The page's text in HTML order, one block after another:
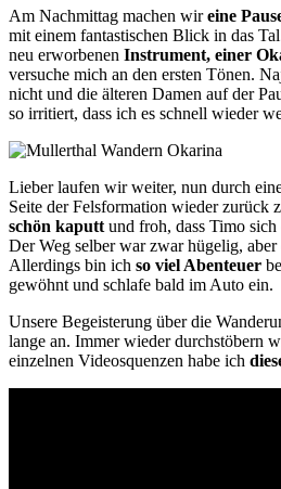
Am Nachmittag machen wireine
mit einem fantastischen Blick in das
neu erworbenen Instrument, einer
versuche mich an den ersten Tönen.
nicht und die älteren Damen auf der
so irritiert, dass ich es schnell wieder
Lieber laufen wir weiter, nun durch
Seite der Felsformation wieder zurück
schön kaputt und froh, dass Timo sich
Der Weg selber war zwar hügelig, aber
Allerdings bin ich so viel Abenteuer
gewöhnt und schlafe bald im Auto ein.
Unsere Begeisterung über die
lange an. Immer wieder durchstöbern
einzelnen Videosquenzen habe ich